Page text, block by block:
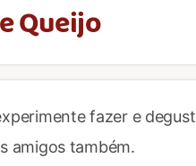
Queijo
fazer e
amigos também.